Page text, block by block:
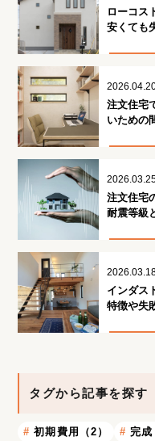
ローコス
安くても
注文住宅
いための
注文住宅
耐震等級
インダス
特徴や失
タグから記事を探す
初期費用（2） 完成